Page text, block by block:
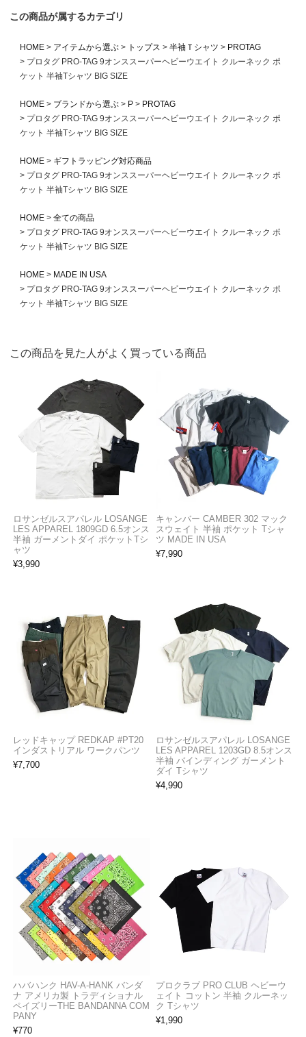
この商品が属するカテゴリ
HOME アイテムから選ぶ トップス 半袖Ｔシャツ
PROTAG
プロタグ PRO-TAG 9オンススーパーヘビーウエイト クルーネック ポ
ケット 半袖Tシャツ BIG SIZE
HOME ブランドから選ぶ P
PROTAG
プロタグ PRO-TAG 9オンススーパーヘビーウエイト クルーネック ポ
ケット 半袖Tシャツ BIG SIZE
HOME
ギフトラッピング対応商品
プロタグ PRO-TAG 9オンススーパーヘビーウエイト クルーネック ポ
ケット 半袖Tシャツ BIG SIZE
HOME
全ての商品
プロタグ PRO-TAG 9オンススーパーヘビーウエイト クルーネック ポ
ケット 半袖Tシャツ BIG SIZE
HOME
MADE IN USA
プロタグ PRO-TAG 9オンススーパーヘビーウエイト クルーネック ポ
ケット 半袖Tシャツ BIG SIZE
この商品を見た人がよく買っている商品
ロサンゼルスアパレル LOSANGE
LES APPAREL 1809GD 6.5オンス
半袖 ガーメントダイ ポケットTシ
ャツ
¥3,990
キャンバー CAMBER 302 マック
スウェイト 半袖 ポケット Tシャ
ツ MADE IN USA
¥7,990
レッドキャップ REDKAP #PT20
インダストリアル ワークパンツ
¥7,700
ロサンゼルスアパレル LOSANGE
LES APPAREL 1203GD 8.5オンス
半袖 バインディング ガーメント
ダイ Tシャツ
¥4,990
ハバハンク HAV-A-HANK バンダ
ナ アメリカ製 トラディショナル
ペイズリーTHE BANDANNA COM
PANY
¥770
プロクラブ PRO CLUB ヘビーウ
ェイト コットン 半袖 クルーネッ
ク Tシャツ
¥1,990